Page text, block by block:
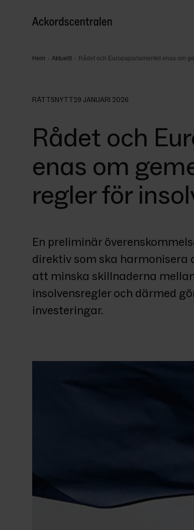
Hem Aktuellt Rådet och Europaparlamentet enas om
RÄTTSNYTT29 JANUARI 2026
Rådet och
enas om
regler för
En preliminär
direktiv som ska harmonisera
att minska skillnaderna
insolvensregler och därmed
investeringar.